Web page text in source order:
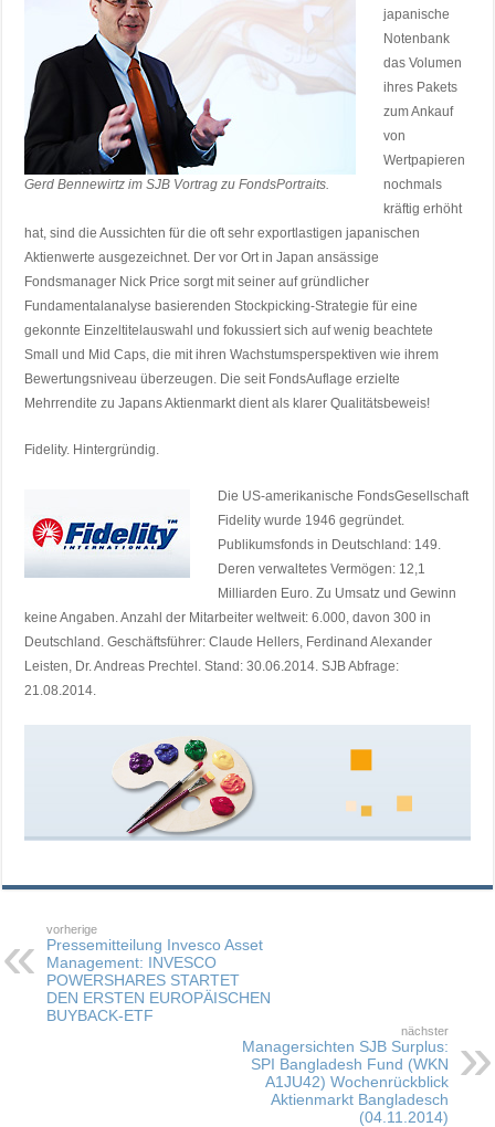
Gerd Bennewirtz im SJB Vortrag zu FondsPortraits.
japanische
Notenbank
das Volumen
ihres Pakets
zum Ankauf
von
Wertpapieren
nochmals
kräftig erhöht
hat, sind die Aussichten für die oft sehr exportlastigen japanischen
Aktienwerte ausgezeichnet. Der vor Ort in Japan ansässige
Fondsmanager Nick Price sorgt mit seiner auf gründlicher
Fundamentalanalyse basierenden Stockpicking-Strategie für eine
gekonnte Einzeltitelauswahl und fokussiert sich auf wenig beachtete
Small und Mid Caps, die mit ihren Wachstumsperspektiven wie ihrem
Bewertungsniveau überzeugen. Die seit FondsAuflage erzielte
Mehrrendite zu Japans Aktienmarkt dient als klarer Qualitätsbeweis!
Fidelity. Hintergründig.
Die US-amerikanische FondsGesellschaft
Fidelity wurde 1946 gegründet.
Publikumsfonds in Deutschland: 149.
Deren verwaltetes Vermögen: 12,1
Milliarden Euro. Zu Umsatz und Gewinn
keine Angaben. Anzahl der Mitarbeiter weltweit: 6.000, davon 300 in
Deutschland. Geschäftsführer: Claude Hellers, Ferdinand Alexander
Leisten, Dr. Andreas Prechtel. Stand: 30.06.2014. SJB Abfrage:
21.08.2014.
vorherige
Pressemitteilung Invesco Asset
Management: INVESCO
POWERSHARES STARTET
DEN ERSTEN EUROPÄISCHEN
BUYBACK-ETF
nächster
Managersichten SJB Surplus:
SPI Bangladesh Fund (WKN
A1JU42) Wochenrückblick
Aktienmarkt Bangladesch
(04.11.2014)